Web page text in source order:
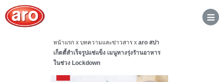
หน้าแรกx บทความและข่าวสารx aro สปา
เก็ตตี้สำเร็จรูปแช่แข็ง เมนูทางรุ่งร้านอาหาร
ในช่วง Lockdown